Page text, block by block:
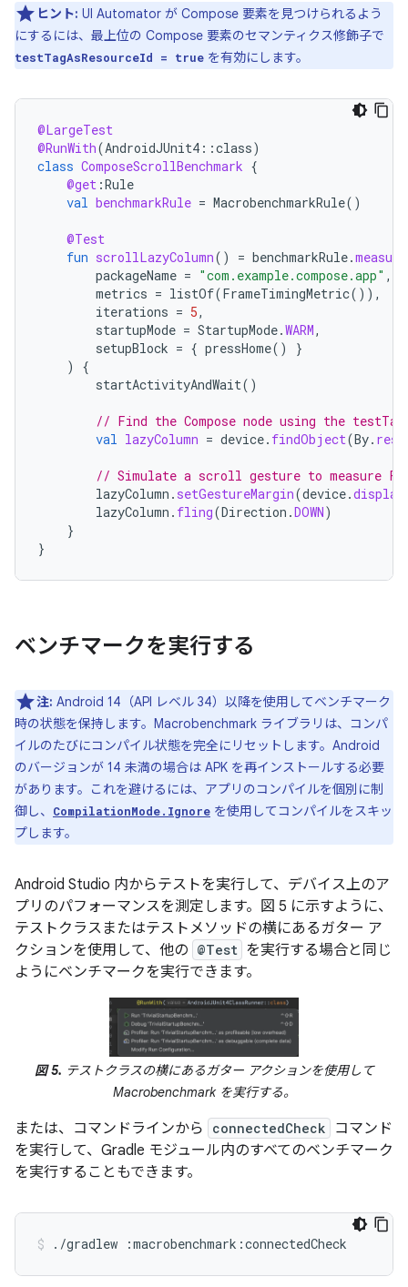
ヒント: UI Automator が Compose 要素を見つけられるよう
にするには、最上位の Compose 要素のセマンティクス修飾子で
testTagAsResourceId = true を有効にします。
@LargeTest
@RunWith(AndroidJUnit4 ::class)
class ComposeScrollBenchmark {
@get :Rule
val benchmarkRule = MacrobenchmarkRule()
@Test
fun scrollLazyColumn() = benchmarkRule.
packageName = "com.example.compose.app" ,
metrics = listOf(FrameTimingMetric()),
iterations = 5,
startupMode = StartupMode.WARM,
setupBlock = { pressHome()
}
)
{
startActivityAndWait()
// Find the Compose node using the
val lazyColumn = device. findObject(By. res
// Simulate a scroll gesture to measure
lazyColumn . setGestureMargin(device.
lazyColumn . fling(Direction .DOWN)
}
}
ベンチマークを実行する
注: Android 14（API レベル 34）以降を使用してベンチマーク
時の状態を保持します。Macrobenchmark ライブラリは、コンパ
イルのたびにコンパイル状態を完全にリセットします。Android
のバージョンが 14 未満の場合は APK を再インストールする必要
があります。これを避けるには、アプリのコンパイルを個別に制
御し、
CompilationMode.Ignore を使用してコンパイルをスキッ
プします。
Android Studio 内からテストを実行して、デバイス上のア
プリのパフォーマンスを測定します。図 5 に示すように、
テストクラスまたはテストメソッドの横にあるガター ア
クションを使用して、他の @Test を実行する場合と同じ
ようにベンチマークを実行できます。
図 5. テストクラスの横にあるガター アクションを使用して
Macrobenchmark を実行する。
または、コマンドラインから connectedCheck
コマンド
を実行して、Gradle モジュール内のすべてのベンチマーク
を実行することもできます。
./gradlew :macrobenchmark:connectedCheck